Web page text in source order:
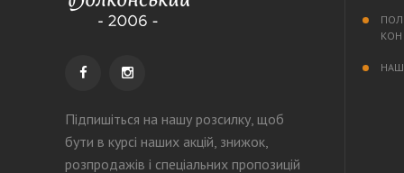
Підпишіться на нашу розсилку, щоб
бути в курсі наших акцій, знижок,
розпродажів і спеціальних пропозицій